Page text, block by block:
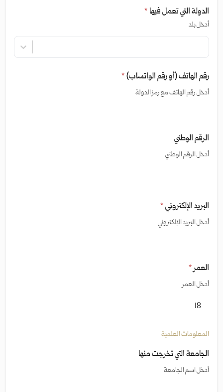
الدولة التي تعمل فيها *
أدخل بلد
رقم الهاتف (أو رقم الواتساب)*
أدخل رقم الهاتف مع رمز الدولة
الرقم الوطني
أدخل الرقم الوطني
البريد الإلكتروني*
أدخل البريد الإلكتروني
العمر*
أدخل العمر
المعلومات العلمية
الجامعة التي تخرجت منها
أدخل اسم الجامعة